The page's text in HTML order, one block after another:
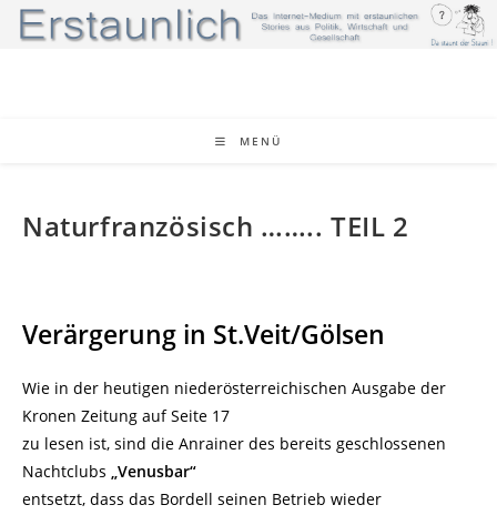
Zum
Inhalt
MENÜ
Naturfranzösisch …….. TEIL 2
Verärgerung in St.Veit/Gölsen
Wie in der heutigen niederösterreichischen Ausgabe der
Kronen Zeitung auf Seite 17
zu lesen ist, sind die Anrainer des bereits geschlossenen
Nachtclubs „Venusbar“
entsetzt, dass das Bordell seinen Betrieb wieder